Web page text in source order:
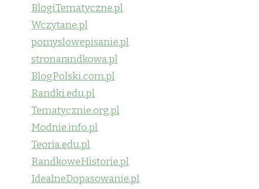
BlogiTematyczne.pl
Wczytane.pl
pomyslowepisanie.pl
stronarandkowa.pl
BlogPolski.com.pl
Randki.edu.pl
Tematycznie.org.pl
Modnie.info.pl
Teoria.edu.pl
RandkoweHistorie.pl
IdealneDopasowanie.pl